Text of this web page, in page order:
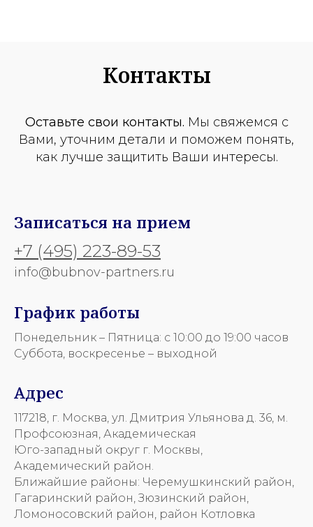
Контакты
Оставьте свои контакты. Мы свяжемся с
Вами, уточним детали и поможем понять,
как лучше защитить Ваши интересы.
Записаться на прием
+7 (495) 223-89-53
info@bubnov-partners.ru
График работы
Понедельник – Пятница: с 10:00 до 19:00 часов
Суббота, воскресенье – выходной
Адрес
117218, г. Москва, ул. Дмитрия Ульянова д. 36, м.
Профсоюзная, Академическая
Юго-западный округ г. Москвы,
Академический район.
Ближайшие районы: Черемушкинский район,
Гагаринский район, Зюзинский район,
Ломоносовский район, район Котловка